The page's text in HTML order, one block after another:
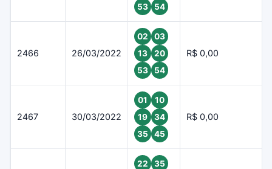
53
54
2466 26/03/2022
02
03
13
20
53
54
R$ 0,00
2467 30/03/2022
01
10
19
34
35
45
R$ 0,00
22
35